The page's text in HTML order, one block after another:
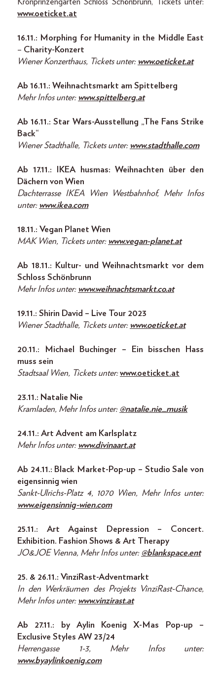
Kronprinzengarten Schloss Schönbrunn, Tickets unter:
www.oeticket.at
16.11.: Morphing for Humanity in the Middle East
– Charity-Konzert
Wiener Konzerthaus, Tickets unter: www.oeticket.at
Ab 16.11.: Weihnachtsmarkt am Spittelberg
Mehr Infos unter: www.spittelberg.at
Ab 16.11.: Star Wars-Ausstellung „The Fans Strike
Back“
Wiener Stadthalle, Tickets unter: www.stadthalle.com
Ab 17.11.: IKEA husmas: Weihnachten über den
Dächern von Wien
Dachterrasse IKEA Wien Westbahnhof,
Mehr Infos
unter: www.ikea.com
18.11.: Vegan Planet Wien
MAK Wien, Tickets unter: www.vegan-planet.at
Ab 18.11.: Kultur- und Weihnachtsmarkt vor dem
Schloss Schönbrunn
Mehr Infos unter: www.weihnachtsmarkt.co.at
19.11.: Shirin David – Live Tour 2023
Wiener Stadthalle, Tickets unter: www.oeticket.at
20.11.: Michael Buchinger – Ein bisschen Hass
muss sein
Stadtsaal Wien, Tickets unter:www.oeticket.at
23.11.: Natalie Nie
Kramladen, Mehr Infos unter: @natalie.nie_musik
24.11.: Art Advent am Karlsplatz
Mehr Infos unter: www.divinaart.at
Ab 24.11.: Black Market-Pop-up – Studio Sale von
eigensinnig wien
Sankt-Ulrichs-Platz 4, 1070 Wien, Mehr Infos unter:
www.eigensinnig-wien.com
25.11.: Art Against Depression – Concert.
Exhibition. Fashion Shows & Art Therapy
JO&JOE Vienna, Mehr Infos unter: @blankspace.ent
25. & 26.11.: VinziRast-Adventmarkt
In den Werkräumen des Projekts VinziRast-Chance,
Mehr Infos unter: www.vinzirast.at
Ab 27.11.: by Aylin Koenig X-Mas Pop-up –
Exclusive Styles AW 23/24
Herrengasse 1-3, Mehr Infos unter:
www.byaylinkoenig.com